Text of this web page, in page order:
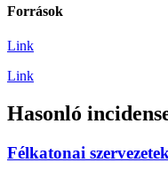
Források
Link
Link
Hasonló
Félkatonai